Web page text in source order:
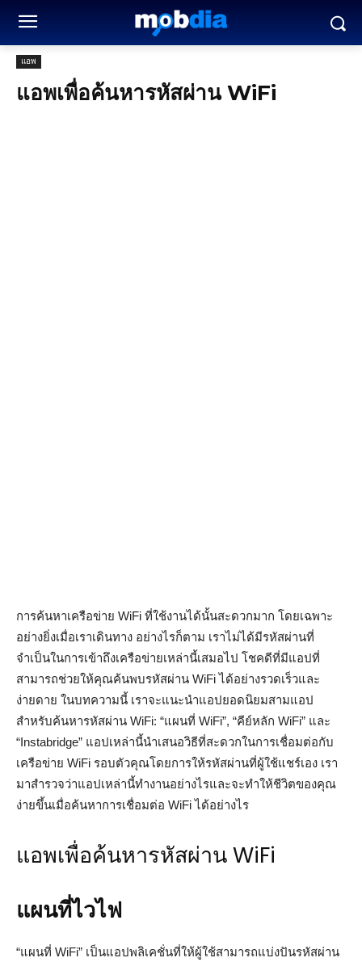
แอพ
แอพเพื่อค้นหารหัสผ่าน WiFi
การค้นหาเครือข่าย WiFi ที่ใช้งานได้นั้นสะดวกมาก โดยเฉพาะ
อย่างยิ่งเมื่อเราเดินทาง อย่างไรก็ตาม เราไม่ได้มีรหัสผ่านที่
จำเป็นในการเข้าถึงเครือข่ายเหล่านี้เสมอไป โชคดีที่มีแอปที่
สามารถช่วยให้คุณค้นพบรหัสผ่าน WiFi ได้อย่างรวดเร็วและ
ง่ายดาย ในบทความนี้ เราจะแนะนำแอปยอดนิยมสามแอป
สำหรับค้นหารหัสผ่าน WiFi: “แผนที่ WiFi”, “คีย์หลัก WiFi” และ
“Instabridge” แอปเหล่านี้นำเสนอวิธีที่สะดวกในการเชื่อมต่อกับ
เครือข่าย WiFi รอบตัวคุณโดยการให้รหัสผ่านที่ผู้ใช้แชร์เอง เรา
มาสำรวจว่าแอปเหล่านี้ทำงานอย่างไรและจะทำให้ชีวิตของคุณ
ง่ายขึ้นเมื่อค้นหาการเชื่อมต่อ WiFi ได้อย่างไร
แอพเพื่อค้นหารหัสผ่าน WiFi
แผนที่ไวไฟ
“แผนที่ WiFi” เป็นแอปพลิเคชั่นที่ให้ผู้ใช้สามารถแบ่งปันรหัสผ่าน